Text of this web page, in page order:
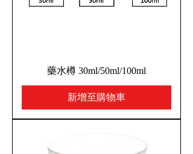
藥水樽 30ml/50ml/100ml
新增至購物車